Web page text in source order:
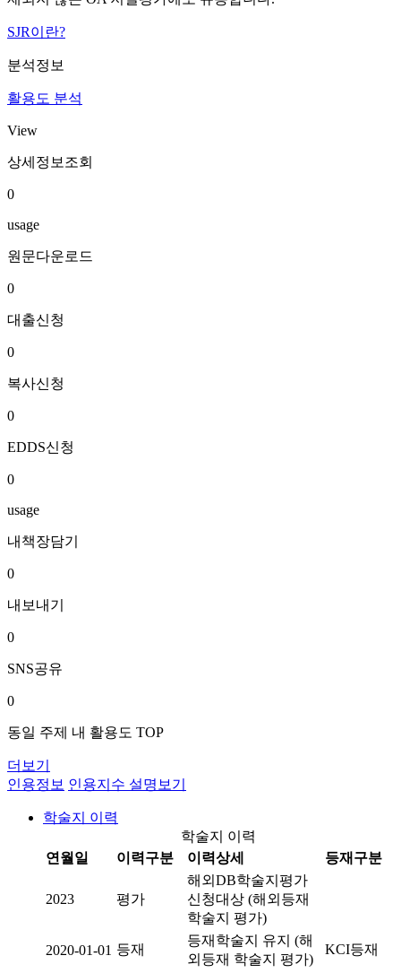
SJR이란?
분석정보
활용도 분석
View
상세정보조회
0
usage
원문다운로드
0
대출신청
0
복사신청
0
EDDS신청
0
usage
내책장담기
0
내보내기
0
SNS공유
0
동일 주제 내 활용도 TOP
더보기
인용정보 인용지수 설명보기
학술지 이력
학술지 이력
연월일
이력구분 이력상세 등재구분
2023 평가
해외DB학술지평가
신청대상 (해외등재
학술지 평가)
2020-01-01 등재
등재학술지 유지 (해
외등재 학술지 평가)
KCI등재